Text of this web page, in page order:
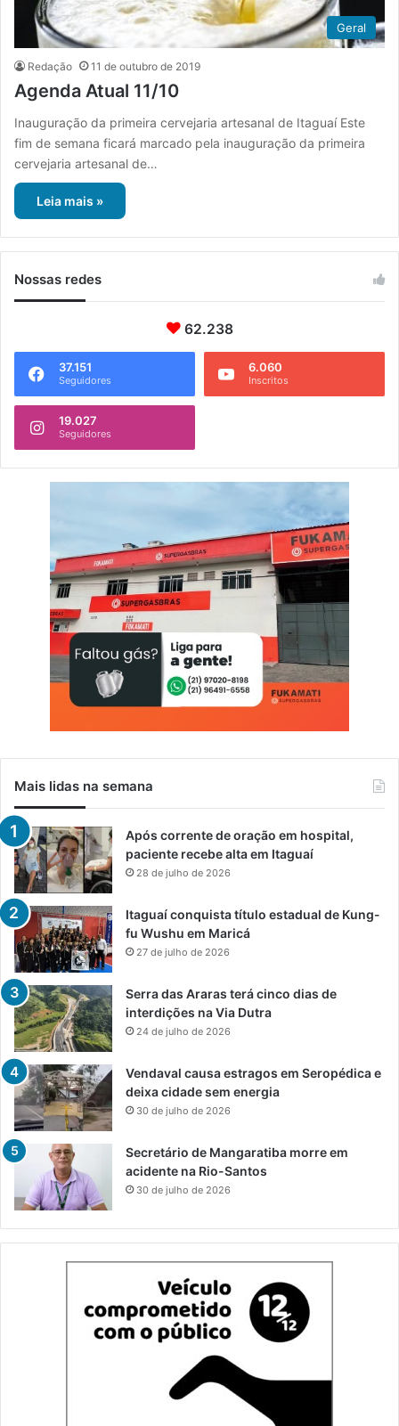
Geral
Redação 11 de outubro de 2019
Agenda Atual 11/10
Inauguração da primeira cervejaria artesanal de Itaguaí Este
fim de semana ficará marcado pela inauguração da primeira
cervejaria artesanal de…
Leia mais »
Nossas redes
62.238
37.151
Seguidores
6.060
Inscritos
19.027
Seguidores
Mais lidas na semana
Após corrente de oração em hospital,
paciente recebe alta em Itaguaí
28 de julho de 2026
Itaguaí conquista título estadual de Kung-
fu Wushu em Maricá
27 de julho de 2026
Serra das Araras terá cinco dias de
interdições na Via Dutra
24 de julho de 2026
Vendaval causa estragos em Seropédica e
deixa cidade sem energia
30 de julho de 2026
Secretário de Mangaratiba morre em
acidente na Rio-Santos
30 de julho de 2026